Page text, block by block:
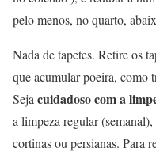
pelo menos, no quarto,
Nada de tapetes. Retire os
que acumular poeira, como
Seja cuidadoso com a
a limpeza regular
cortinas ou persianas. Para